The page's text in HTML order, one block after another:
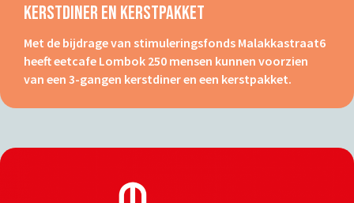
Kerstdiner En Kerstpakket
Met de bijdrage van stimuleringsfonds Malakkastraat6
heeft eetcafe Lombok 250 mensen kunnen voorzien
van een 3-gangen kerstdiner en een kerstpakket.